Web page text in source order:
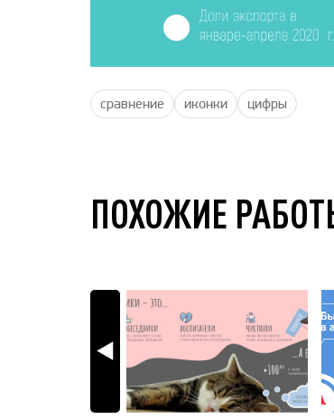
сравнение иконки цифры
ПОХОЖИЕ